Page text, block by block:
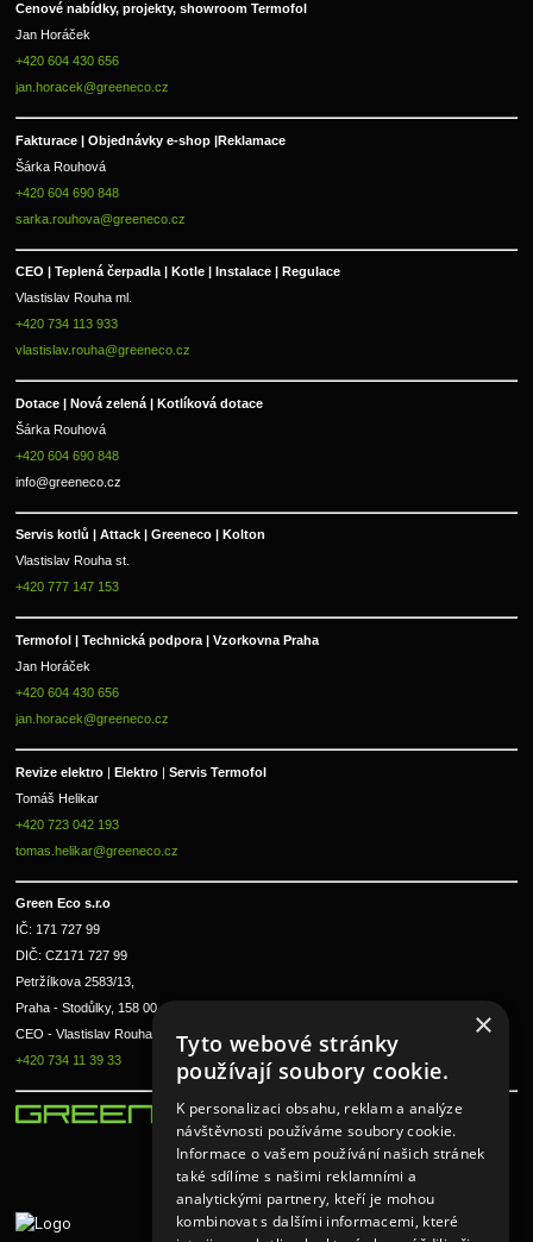
Cenové nabídky, projekty, showroom Termofol
Jan Horáček
+420 604 430 656
jan.horacek@greeneco.cz
Fakturace | Objednávky e-shop |Reklamace
Šárka Rouhová
+420 604 690 848
sarka.rouhova@greeneco.cz
CEO | Teplená čerpadla | Kotle | Instalace | Regulace
Vlastislav Rouha ml.
+420 734 113 933
vlastislav.rouha@greeneco.cz
Dotace | Nová zelená | Kotlíková dotace
Šárka Rouhová
+420 604 690 848
info@greeneco.cz
Servis kotlů | Attack | Greeneco | Kolton
Vlastislav Rouha st.
+420 777 147 153
Termofol | Technická podpora | Vzorkovna Praha
Jan Horáček
+420 604 430 656
jan.horacek@greeneco.cz
Revize elektro | Elektro | Servis Termofol
Tomáš Helikar
+420 723 042 193
tomas.helikar@greeneco.cz
Green Eco s.r.o
IČ: 171 727 99
DIČ: CZ171 727 99
Petržílkova 2583/13,
Praha - Stodůlky, 158 00
CEO - Vlastislav Rouha ml.
+420 734 11 39 33
×
Tyto webové stránky
používají soubory cookie.
K personalizaci obsahu, reklam a analýze
návštěvnosti používáme soubory cookie.
Informace o vašem používání našich stránek
také sdílíme s našimi reklamními a
analytickými partnery, kteří je mohou
kombinovat s dalšími informacemi, které